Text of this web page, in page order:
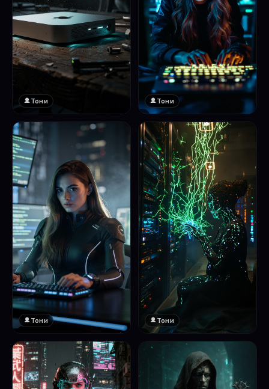
Тони
❤️
1
Тони
1
Тони
❤️
Тони